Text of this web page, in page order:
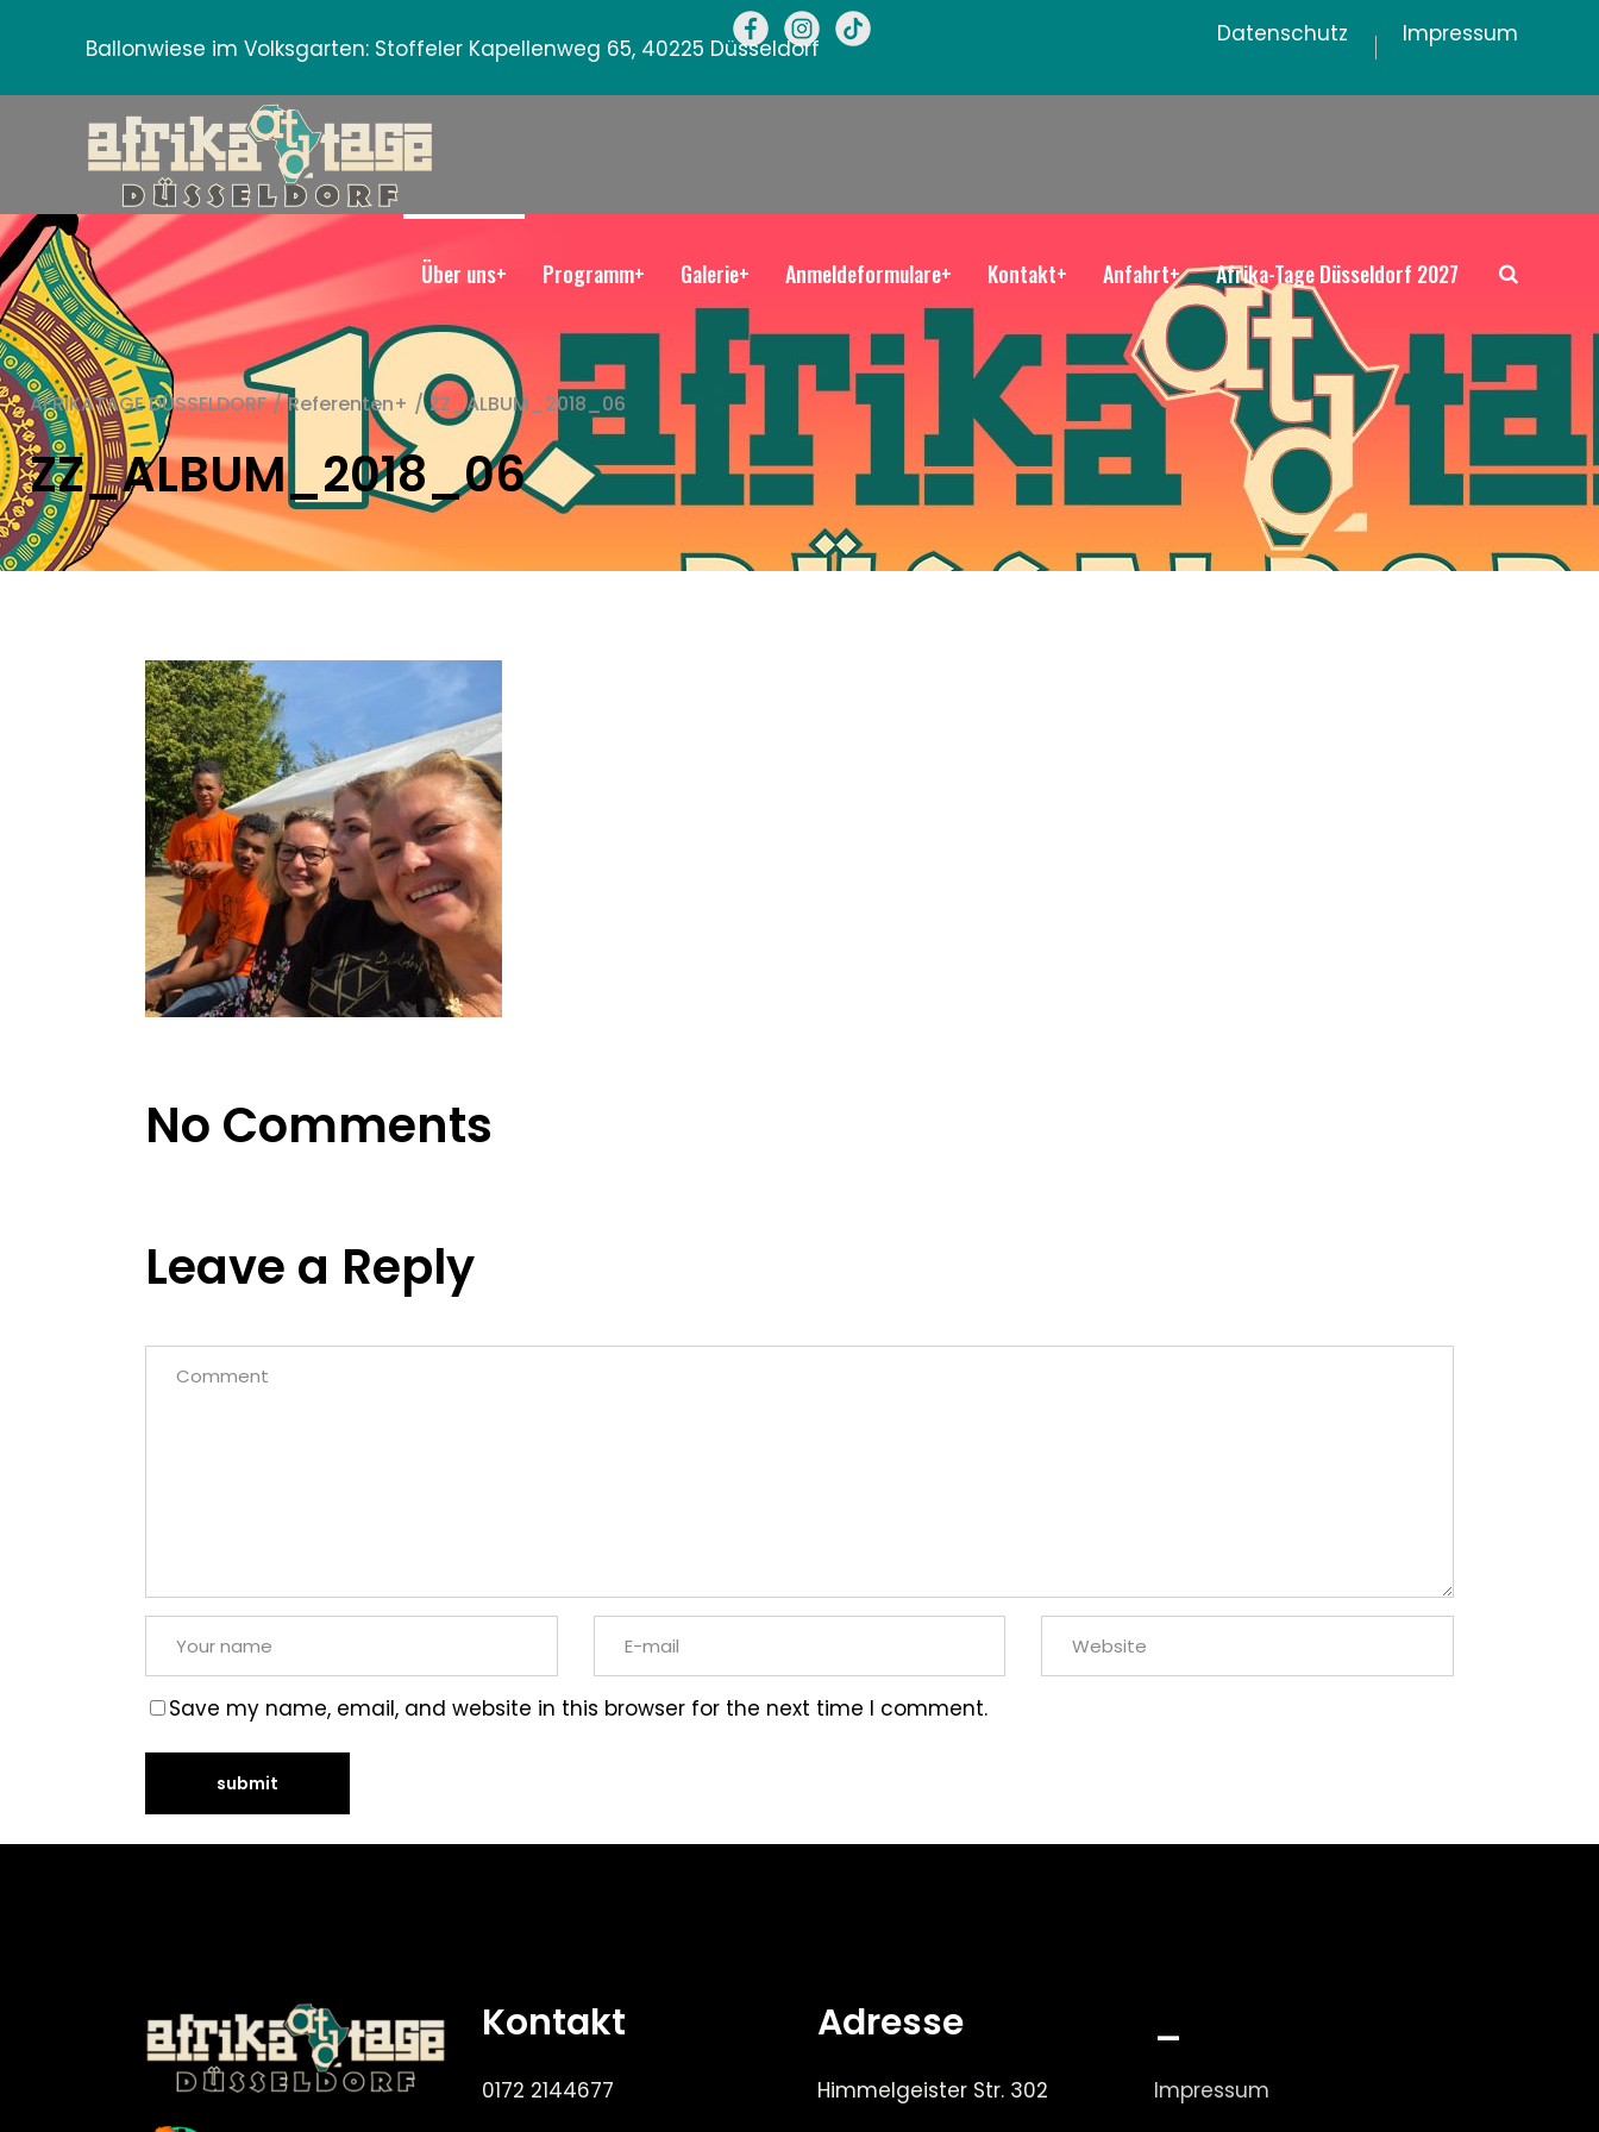
Ballonwiese im Volksgarten: Stoffeler Kapellenweg 65, 40225 Düsseldorf
Datenschutz Impressum
Über uns+ Programm+ Galerie+ Anmeldeformulare+ Kontakt+ Anfahrt+ Afrika-Tage Düsseldorf 2027
AFRIKATAGE DÜSSELDORF / Referenten+ / ZZ_ALBUM_2018_06
ZZ_ALBUM_2018_06
No Comments
Leave a Reply
Save my name, email, and website in this browser for the next time I comment.
Kontakt
0172 2144677
Adresse
Himmelgeister Str. 302
_
Impressum